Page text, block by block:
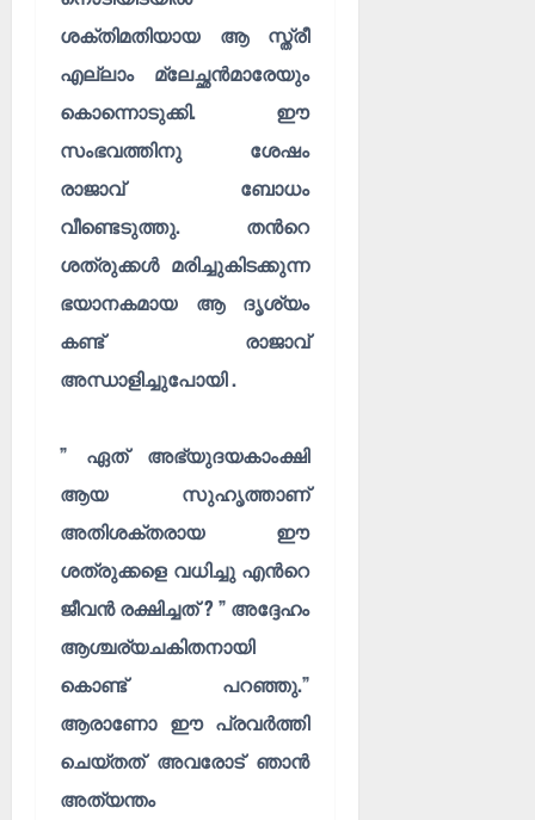
ശക്തിമതിയായ ആ സ്ത്രീ
എല്ലാം മ്ലേച്ഛൻമാരേയും
കൊന്നൊടുക്കി. ഈ
സംഭവത്തിനു ശേഷം
രാജാവ് ബോധം
വീണ്ടെടുത്തു. തൻറെ
ശത്രുക്കൾ മരിച്ചുകിടക്കുന്ന
ഭയാനകമായ ആ ദൃശ്യം
കണ്ട് രാജാവ്
അന്ധാളിച്ചുപോയി .
” ഏത് അഭ്യുദയകാംക്ഷി
ആയ സുഹൃത്താണ്
അതിശക്തരായ ഈ
ശത്രുക്കളെ വധിച്ചു എൻറെ
ജീവൻ രക്ഷിച്ചത് ? ” അദ്ദേഹം
ആശ്ചര്യചകിതനായി
കൊണ്ട് പറഞ്ഞു.”
ആരാണോ ഈ പ്രവർത്തി
ചെയ്തത് അവരോട് ഞാൻ
അത്യന്തം